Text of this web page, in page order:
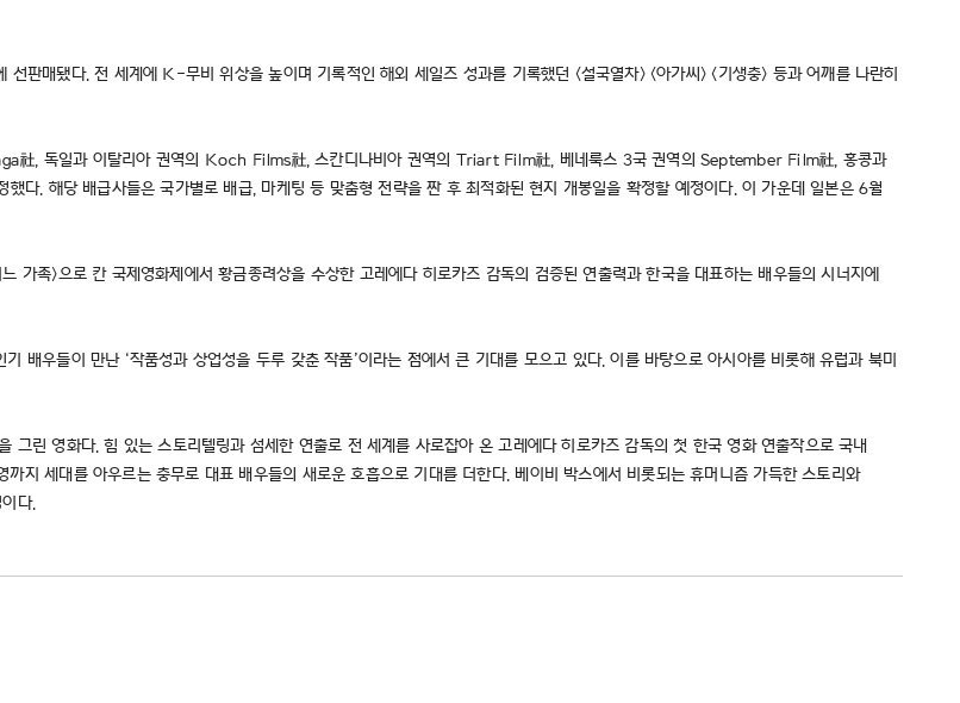
판매됐다. 전 세계에 K-무비 위상을 높이며 기록적인 해외 세일즈 성과를 기록했던 <설국열차> <아가씨> <기생충> 등과 어깨를 나란히
社, 독일과 이탈리아 권역의 Koch Films社, 스칸디나비아 권역의 Triart Film社, 베네룩스 3국 권역의 September Film社, 홍콩과
다. 해당 배급사들은 국가별로 배급, 마케팅 등 맞춤형 전략을 짠 후 최적화된 현지 개봉일을 확정할 예정이다. 이 가운데 일본은 6월
가족>으로 칸 국제영화제에서 황금종려상을 수상한 고레에다 히로카즈 감독의 검증된 연출력과 한국을 대표하는 배우들의 시너지에
배우들이 만난 ‘작품성과 상업성을 두루 갖춘 작품’이라는 점에서 큰 기대를 모으고 있다. 이를 바탕으로 아시아를 비롯해 유럽과 북미
그린 영화다. 힘 있는 스토리텔링과 섬세한 연출로 전 세계를 사로잡아 온 고레에다 히로카즈 감독의 첫 한국 영화 연출작으로 국내
지 세대를 아우르는 충무로 대표 배우들의 새로운 호흡으로 기대를 더한다. 베이비 박스에서 비롯되는 휴머니즘 가득한 스토리와
다.